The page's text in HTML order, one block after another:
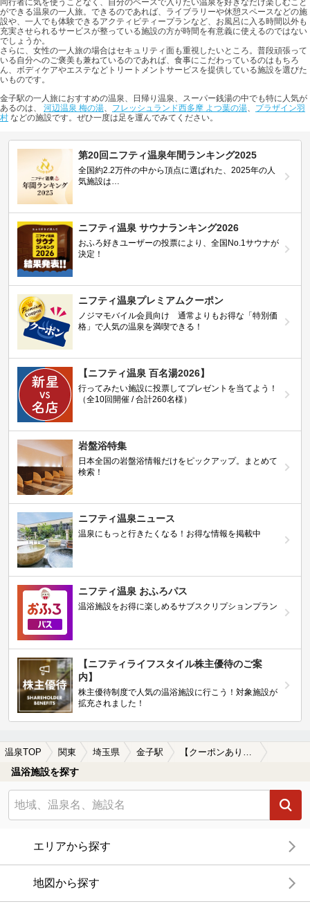
同行者に気を使うことなく、自分のペースで入りたい温泉を好きなだけ楽しむこと
ができる温泉の一人旅。できるのであれば、ライブラリーや休憩スペースなどの施
設や、一人でも体験できるアクティビティープランなど、お風呂に入る時間以外も
充実させられるサービスが整っている施設の方が時間を有意義に使えるのではない
でしょうか。
さらに、女性の一人旅の場合はセキュリティ面も重視したいところ。普段頑張って
いる自分へのご褒美も兼ねているのであれば、食事にこだわっているのはもちろ
ん、ボディケアやエステなどトリートメントサービスを提供している施設を選びた
いものです。
金子駅の一人旅におすすめの温泉、日帰り温泉、スーパー銭湯の中でも特に人気が
あるのは、 河辺温泉 梅の湯、 フレッシュランド西多摩 よつ葉の湯、 プラザイン羽
村 などの施設です。ぜひ一度は足を運んでみてください。
第20回ニフティ温泉年間ランキング2025
全国約2.2万件の中から頂点に選ばれた、2025年の人
気施設は…
ニフティ温泉 サウナランキング2026
おふろ好きユーザーの投票により、全国No.1サウナが
決定！
ニフティ温泉プレミアムクーポン
ノジマモバイル会員向け 通常よりもお得な「特別価
格」で人気の温泉を満喫できる！
【ニフティ温泉 百名湯2026】
行ってみたい施設に投票してプレゼントを当てよう！
（全10回開催 / 合計260名様）
岩盤浴特集
日本全国の岩盤浴情報だけをピックアップ。まとめて
検索！
ニフティ温泉ニュース
温泉にもっと行きたくなる！お得な情報を掲載中
ニフティ温泉 おふろパス
温浴施設をお得に楽しめるサブスクリプションプラン
【ニフティライフスタイル株主優待のご案
内】
株主優待制度で人気の温浴施設に行こう！対象施設が
拡充されました！
温泉TOP 関東 埼玉県 金子駅 【クーポンあり】一人旅におすすめの金子駅近くの温泉、日帰り温泉、スーパー銭湯おすすめ
温浴施設を探す
エリアから探す
地図から探す